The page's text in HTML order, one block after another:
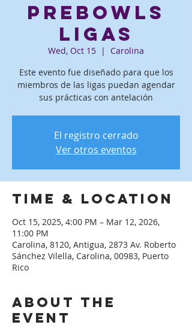
PreBowls
ligas
Wed, Oct 15
  |
Carolina
Este evento fue diseñado para que los
miembros de las ligas puedan agendar
sus prácticas con antelación
El registro cerrado
Ver otros eventos
Time & Location
Oct 15, 2025, 4:00 PM – Mar 12, 2026,
11:00 PM
Carolina, 8120, Antigua, 2873 Av. Roberto
Sánchez Vilella, Carolina, 00983, Puerto
Rico
About the
event